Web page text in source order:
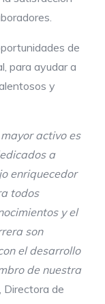
de
para ayudar a
y
mayor activo es
a
enriquecedor
todos
y el
son
el desarrollo
de nuestra
Directora de